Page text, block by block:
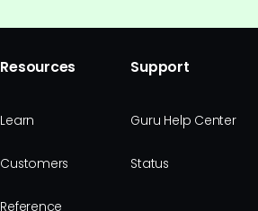
Resources
Learn
Customers
Reference
Support
Guru Help Center
Status